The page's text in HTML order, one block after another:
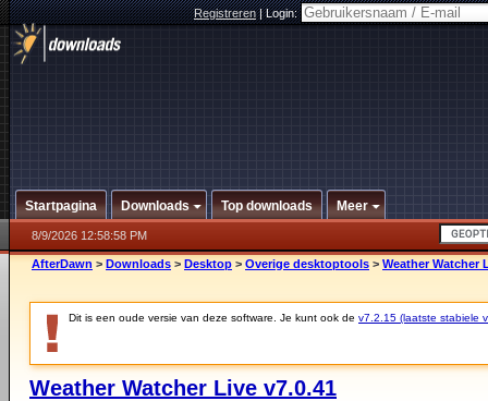
Registreren|Login:
Startpagina Downloads Top downloads Meer
8/9/2026 12:58:58 PM
AfterDawn > Downloads > Desktop > Overige desktoptools > Weather Watcher
Dit is een oude versie van deze software. Je kunt ook de v7.2.15 (laatste stabiele
Weather Watcher Live v7.0.41